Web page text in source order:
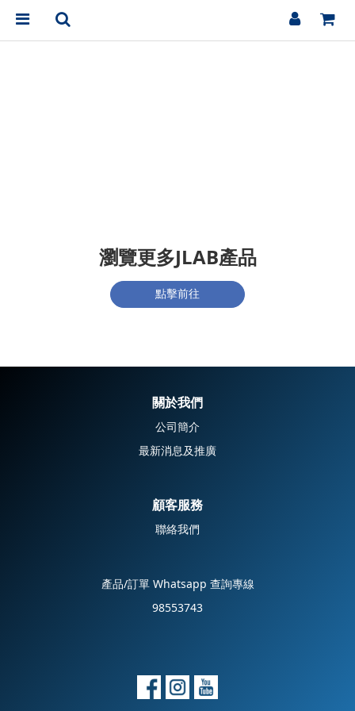
瀏覽更多JLAB產品
點擊前往
關於我們
公司簡介
最新消息及推廣
顧客服務
聯絡我們
產品/訂單 Whatsapp 查詢專線
98553743